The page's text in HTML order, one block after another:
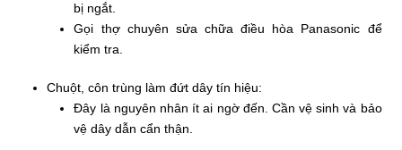
bị ngắt.
Gọi thợ chuyên sửa chữa điều hòa Panasonic để
kiểm tra.
Chuột, côn trùng làm đứt dây tín hiệu:
Đây là nguyên nhân ít ai ngờ đến. Cần vệ sinh và bảo
vệ dây dẫn cẩn thận.